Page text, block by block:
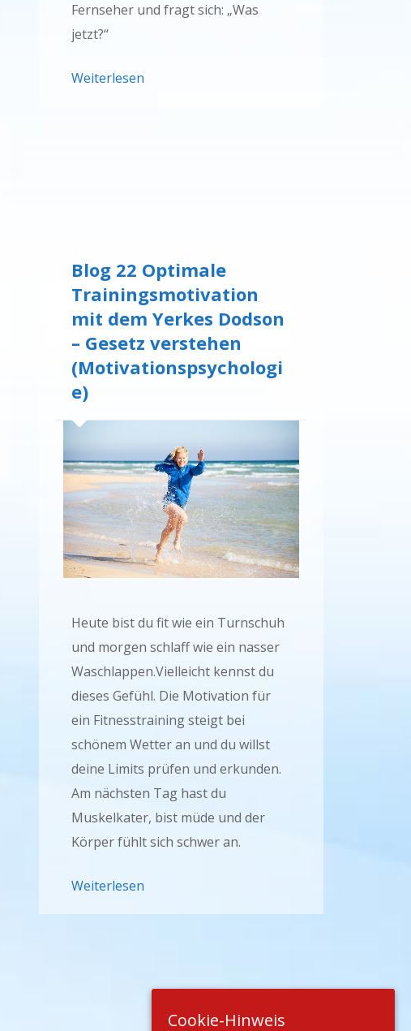
Fernseher und fragt sich: „Was
jetzt?“
Weiterlesen
Blog 22 Optimale
Trainingsmotivation
mit dem Yerkes Dodson
– Gesetz verstehen
(Motivationspsychologi
e)
Heute bist du fit wie ein Turnschuh
und morgen schlaff wie ein nasser
Waschlappen.Vielleicht kennst du
dieses Gefühl. Die Motivation für
ein Fitnesstraining steigt bei
schönem Wetter an und du willst
deine Limits prüfen und erkunden.
Am nächsten Tag hast du
Muskelkater, bist müde und der
Körper fühlt sich schwer an.
Weiterlesen
Cookie-Hinweis